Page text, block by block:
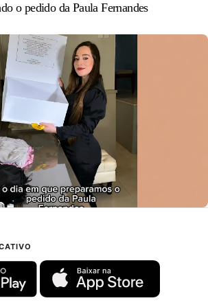
o pedido da Paula Fernandes